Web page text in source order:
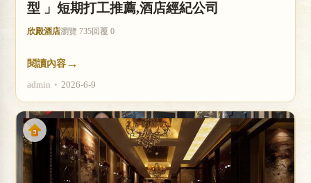
型 」短期打工推薦,酒店經紀公司
欣殿酒店瀏覽 735回覆 0
閱讀內容 →
admin • 2026-6-9